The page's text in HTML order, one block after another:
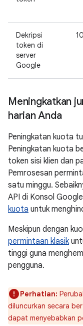
Dekripsi
token di
server
Google
Meningkatkan
harian Anda
Peningkatan kuota
Peningkatan kuota
token sisi klien dan
Pemrosesan
satu minggu.
API di Konsol
kuota untuk
Meskipun dengan
permintaan klasik
tinggi guna
pengguna.
Perhatian:
diluncurkan secara
dapat menyebabkan